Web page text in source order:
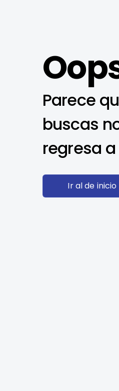
Parece
buscas
regresa
Ir al de inicio